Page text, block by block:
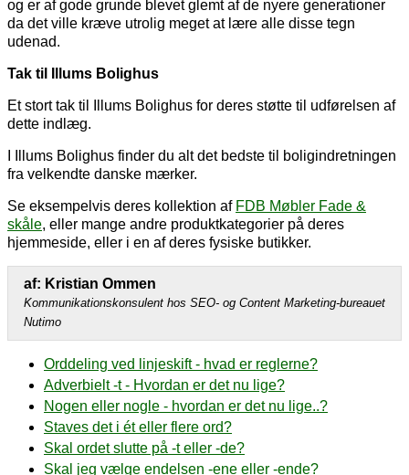
og er af gode grunde blevet glemt af de nyere generationer
da det ville kræve utrolig meget at lære alle disse tegn
udenad.
Tak til Illums Bolighus
Et stort tak til Illums Bolighus for deres støtte til udførelsen af
dette indlæg.
I Illums Bolighus finder du alt det bedste til boligindretningen
fra velkendte danske mærker.
Se eksempelvis deres kollektion af FDB Møbler Fade &
skåle, eller mange andre produktkategorier på deres
hjemmeside, eller i en af deres fysiske butikker.
af: Kristian Ommen
Kommunikationskonsulent hos SEO- og Content Marketing-bureauet
Nutimo
Orddeling ved linjeskift - hvad er reglerne?
Adverbielt -t - Hvordan er det nu lige?
Nogen eller nogle - hvordan er det nu lige..?
Staves det i ét eller flere ord?
Skal ordet slutte på -t eller -de?
Skal jeg vælge endelsen -ene eller -ende?